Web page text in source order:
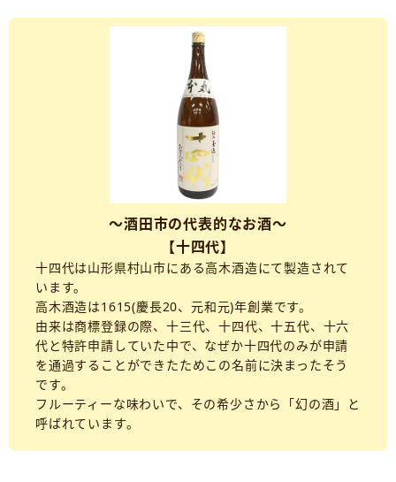
～酒田市の代表的なお酒～
【十四代】
十四代は山形県村山市にある高木酒造にて製造されて
います。
高木酒造は1615(慶長20、元和元)年創業です。
由来は商標登録の際、十三代、十四代、十五代、十六
代と特許申請していた中で、なぜか十四代のみが申請
を通過することができたためこの名前に決まったそう
です。
フルーティーな味わいで、その希少さから「幻の酒」と
呼ばれています。